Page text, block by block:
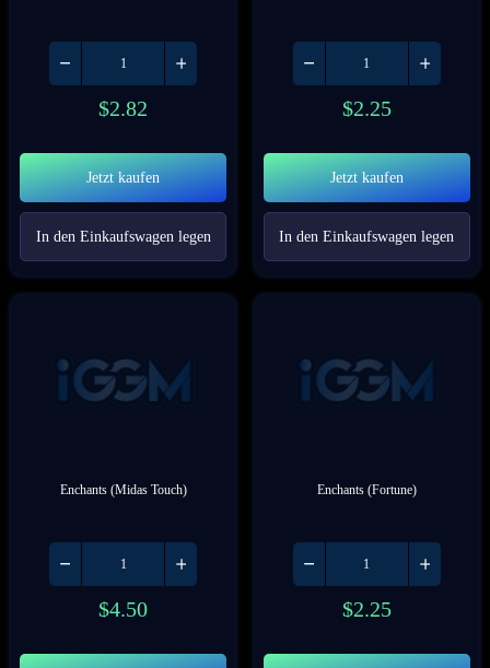
$2.82
Jetzt kaufen
In den Einkaufswagen legen
$2.25
Jetzt kaufen
In den Einkaufswagen legen
Enchants (Midas Touch)
$4.50
Enchants (Fortune)
$2.25